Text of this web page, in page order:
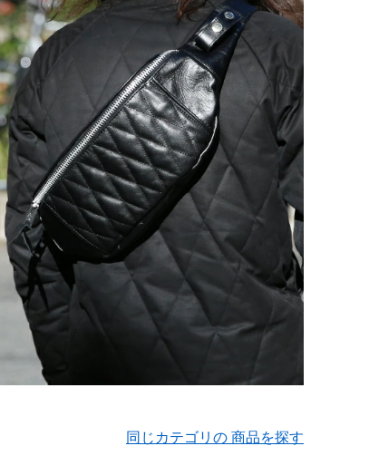
同じカテゴリの 商品を探す